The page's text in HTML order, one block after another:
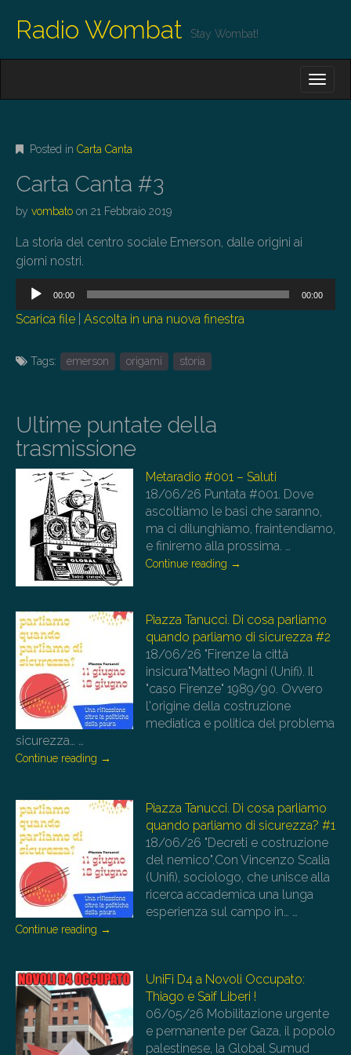
Radio Wombat Stay Wombat!
M
E
N
U
C
N
E
T
Posted in Carta Canta
Carta Canta #3
by vombato on 21 Febbraio 2019
La storia del centro sociale Emerson, dalle origini ai
giorni nostri.
Audio
00:00 00:00
Scarica file Ascolta in una nuova finestra
Tags: emerson origami storia
Ultime puntate della
trasmissione
Metaradio #001 – Saluti
18/06/26 Puntata #001. Dove
ascoltiamo le basi che saranno,
ma ci dilunghiamo, fraintendiamo,
e finiremo alla prossima. …
Continue reading →
Piazza Tanucci. Di cosa parliamo
quando parliamo di sicurezza #2
18/06/26 "Firenze la città
insicura"Matteo Magni (Unifi). Il
"caso Firenze" 1989/90. Ovvero
l'origine della costruzione
mediatica e politica del problema
sicurezza… …
Continue reading →
Piazza Tanucci. Di cosa parliamo
quando parliamo di sicurezza? #1
18/06/26 "Decreti e costruzione
del nemico".Con Vincenzo Scalia
(Unifi), sociologo, che unisce alla
ricerca accademica una lunga
esperienza sul campo in… …
Continue reading →
UniFi D4 a Novoli Occupato:
Thiago e Saif Liberi !
06/05/26 Mobilitazione urgente
e permanente per Gaza, il popolo
palestinese, la Global Sumud